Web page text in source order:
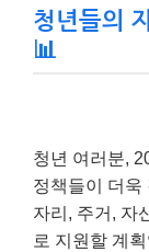
청년들의
📊
청년 여러분,
정책들이 더욱
자리, 주거, 자
로 지원할 계